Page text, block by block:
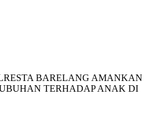
BARELANG AMANKAN
TERHADAP ANAK DI